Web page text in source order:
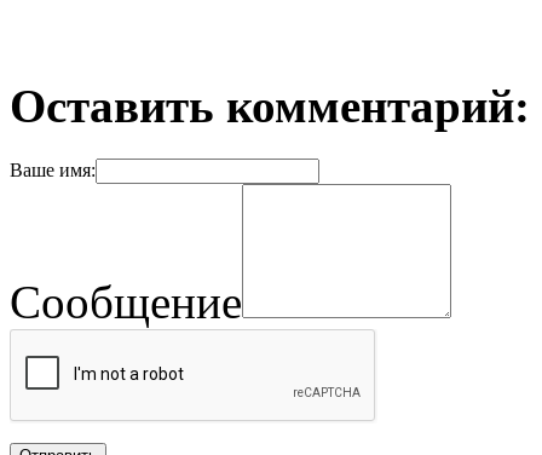
Оставить комментарий:
Ваше имя:
Сообщение